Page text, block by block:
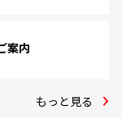
案内
もっと見る